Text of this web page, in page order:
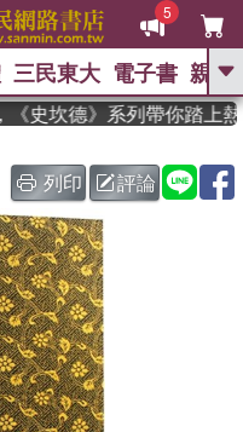
5
GO
、 父親節 、 如果歷
喵 、 暑期推薦 、 國際布克
遊錄、 方念華
、 數學女孩：黎曼猜想
神經
三民東大 電子書 親子
史坎德》系列帶你踏上熱
列印
評論